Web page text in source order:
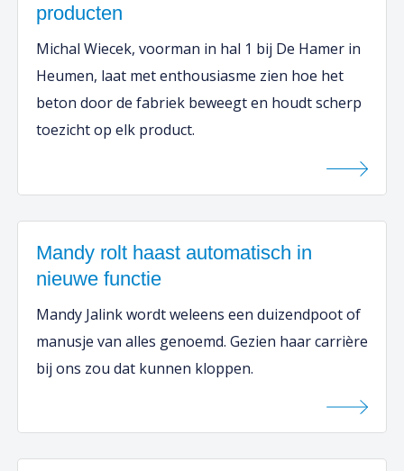
producten
Michal Wiecek, voorman in hal 1 bij De Hamer in
Heumen, laat met enthousiasme zien hoe het
beton door de fabriek beweegt en houdt scherp
toezicht op elk product.
Mandy rolt haast automatisch in
nieuwe functie
Mandy Jalink wordt weleens een duizendpoot of
manusje van alles genoemd. Gezien haar carrière
bij ons zou dat kunnen kloppen.